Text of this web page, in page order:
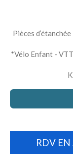
Pièces
*Vélo Enfant -
RDV